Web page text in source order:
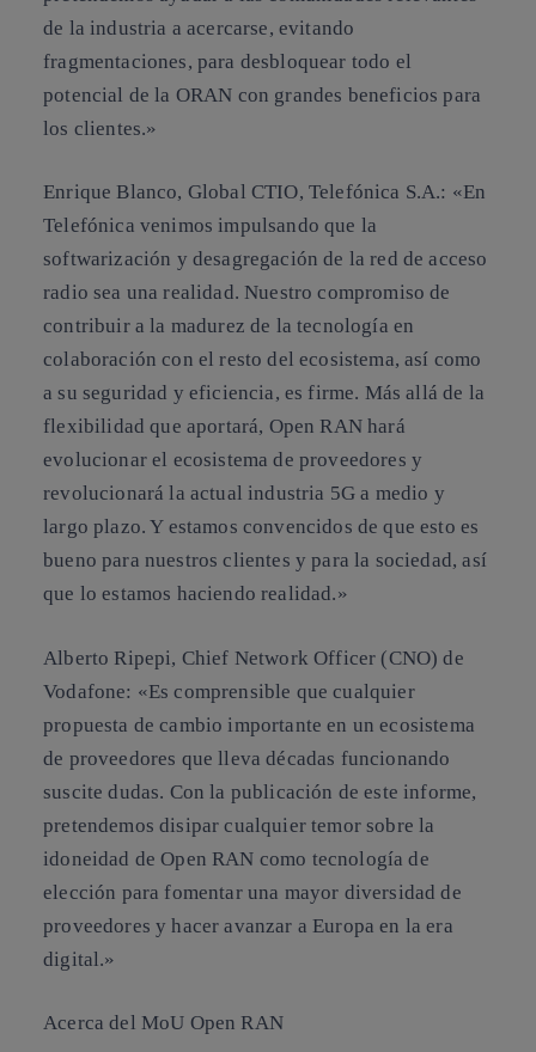
de la industria a acercarse, evitando
fragmentaciones, para desbloquear todo el
potencial de la ORAN con grandes beneficios para
los clientes.»
Enrique Blanco, Global CTIO, Telefónica S.A.: «En
Telefónica venimos impulsando que la
softwarización y desagregación de la red de acceso
radio sea una realidad. Nuestro compromiso de
contribuir a la madurez de la tecnología en
colaboración con el resto del ecosistema, así como
a su seguridad y eficiencia, es firme. Más allá de la
flexibilidad que aportará, Open RAN hará
evolucionar el ecosistema de proveedores y
revolucionará la actual industria 5G a medio y
largo plazo. Y estamos convencidos de que esto es
bueno para nuestros clientes y para la sociedad, así
que lo estamos haciendo realidad.»
Alberto Ripepi, Chief Network Officer (CNO) de
Vodafone: «Es comprensible que cualquier
propuesta de cambio importante en un ecosistema
de proveedores que lleva décadas funcionando
suscite dudas. Con la publicación de este informe,
pretendemos disipar cualquier temor sobre la
idoneidad de Open RAN como tecnología de
elección para fomentar una mayor diversidad de
proveedores y hacer avanzar a Europa en la era
digital.»
Acerca del MoU Open RAN